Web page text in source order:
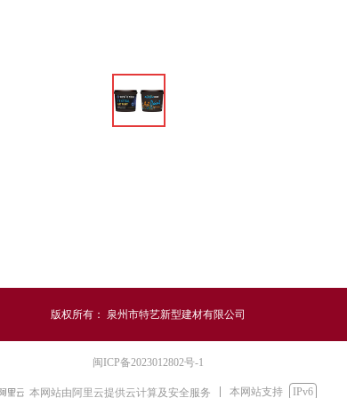
版权所有： 泉州市特艺新型建材有限公司
闽ICP备2023012802号-1
本网站由阿里云提供云计算及安全服务 本网站支持 IPv6